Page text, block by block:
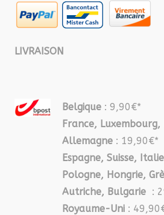
LIVRAISON
Belgique : 9,90€*
France, Luxembourg,
Allemagne : 19,90€*
Espagne, Suisse,
Pologne, Hongrie,
Autriche, Bulgarie :
Royaume-Uni :